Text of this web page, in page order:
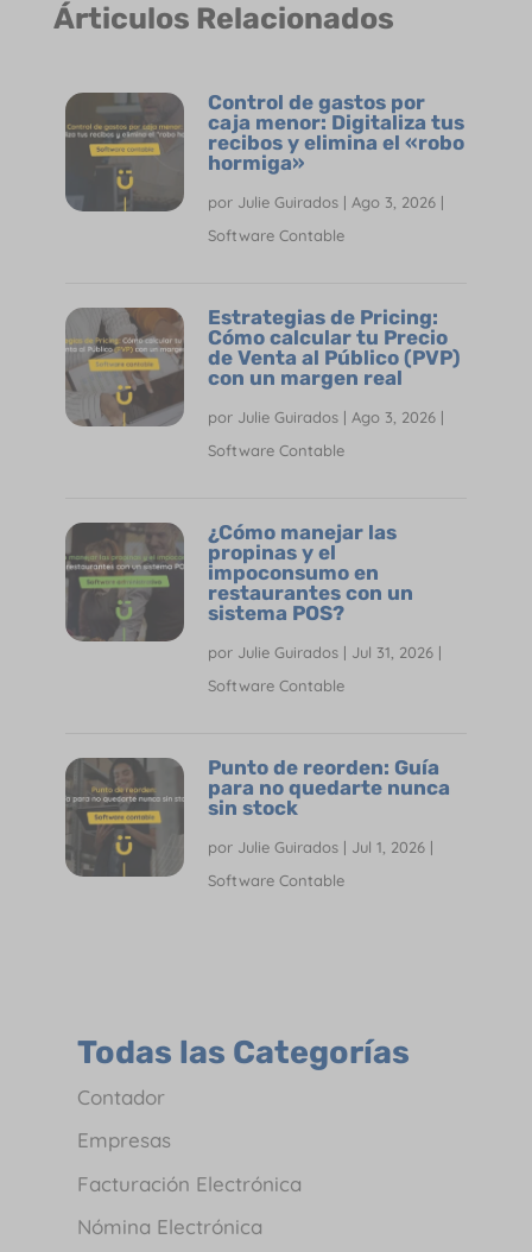
Árticulos Relacionados
Control de gastos por
caja menor: Digitaliza tus
recibos y elimina el «robo
hormiga»
por Julie Guirados| Ago 3, 2026|
Software Contable
Estrategias de Pricing:
Cómo calcular tu Precio
de Venta al Público (PVP)
con un margen real
por Julie Guirados| Ago 3, 2026|
Software Contable
¿Cómo manejar las
propinas y el
impoconsumo en
restaurantes con un
sistema POS?
por Julie Guirados| Jul 31, 2026|
Software Contable
Punto de reorden: Guía
para no quedarte nunca
sin stock
por Julie Guirados| Jul 1, 2026|
Software Contable
Todas las Categorías
Contador
Empresas
Facturación Electrónica
Nómina Electrónica